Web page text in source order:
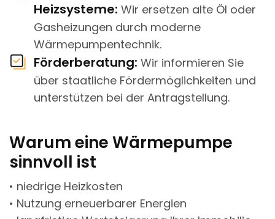
Heizsysteme: Wir ersetzen alte Öl oder
Gasheizungen durch moderne
Wärmepumpentechnik.
Förderberatung: Wir informieren Sie
über staatliche Fördermöglichkeiten und
unterstützen bei der Antragstellung.
Warum eine Wärmepumpe
sinnvoll ist
• niedrige Heizkosten
• Nutzung erneuerbarer Energien